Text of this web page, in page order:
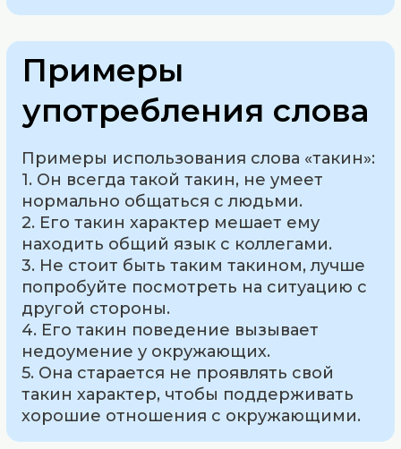
Примеры
употребления слова
Примеры использования слова «такин»:
1. Он всегда такой такин, не умеет
нормально общаться с людьми.
2. Его такин характер мешает ему
находить общий язык с коллегами.
3. Не стоит быть таким такином, лучше
попробуйте посмотреть на ситуацию с
другой стороны.
4. Его такин поведение вызывает
недоумение у окружающих.
5. Она старается не проявлять свой
такин характер, чтобы поддерживать
хорошие отношения с окружающими.